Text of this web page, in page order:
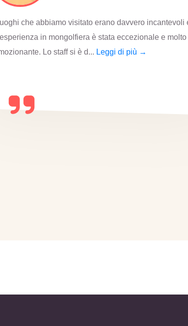
vissuto tre esperienze incredibili in un unico viaggio!
iniziato con l'energia del Cairo, esplorando le
dell'antico Egitto. Poi,... Leggi di più →